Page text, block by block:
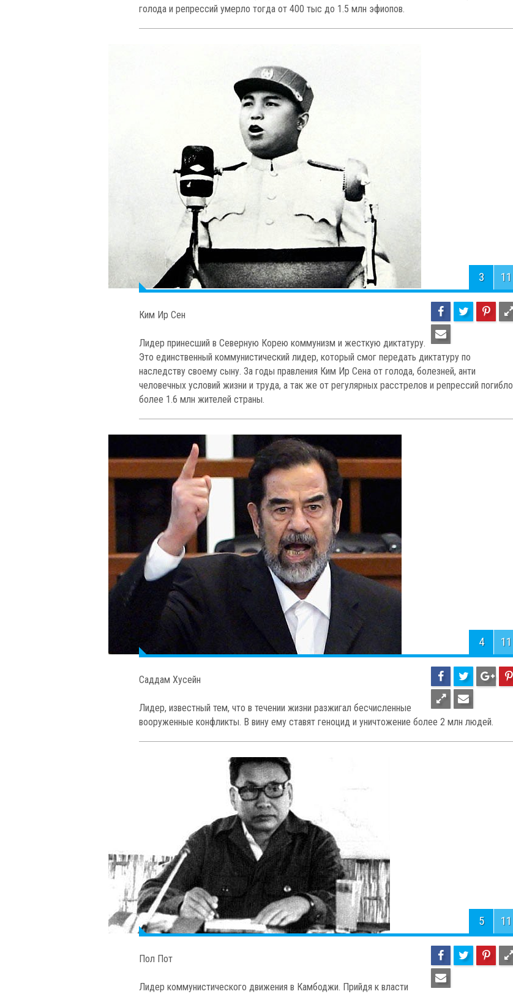
голода и репрессий умерло тогда от 400 тыс до 1.5 млн эфиопов.
3 11
Ким Ир Сен
Лидер принесший в Северную Корею коммунизм и жесткую диктатуру.
Это единственный коммунистический лидер, который смог передать диктатуру по
наследству своему сыну. За годы правления Ким Ир Сена от голода, болезней, анти
человечных условий жизни и труда, а так же от регулярных расстрелов и репрессий погибло
более 1.6 млн жителей страны.
4 11
Саддам Хусейн
Лидер, известный тем, что в течении жизни разжигал бесчисленные
вооруженные конфликты. В вину ему ставят геноцид и уничтожение более 2 млн людей.
5 11
Пол Пот
Лидер коммунистического движения в Камбоджи. Прийдя к власти